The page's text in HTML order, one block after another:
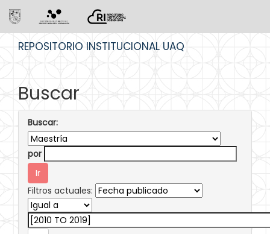
REPOSITORIO INSTITUCIONAL UAQ
Buscar
Buscar:
por
Filtros actuales: